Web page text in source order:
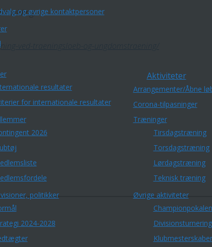
og øvrige kontaktpersoner
resultater
for internationale resultater
2026
politikker
2024-2028
Aktiviteter
Arrangementer/Åbne
Corona-tilpasninger
Træninger
Tirsdagstræning
Torsdagstræning
Lørdagstræning
Teknisk træning
Øvrige aktiviteter
Championpokalen
Klubmesterskaber
ved-traeningsloeb-og-ungdomstraening/